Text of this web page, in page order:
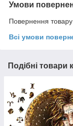
Умови
Повернення
Всі умови
Подібні товари